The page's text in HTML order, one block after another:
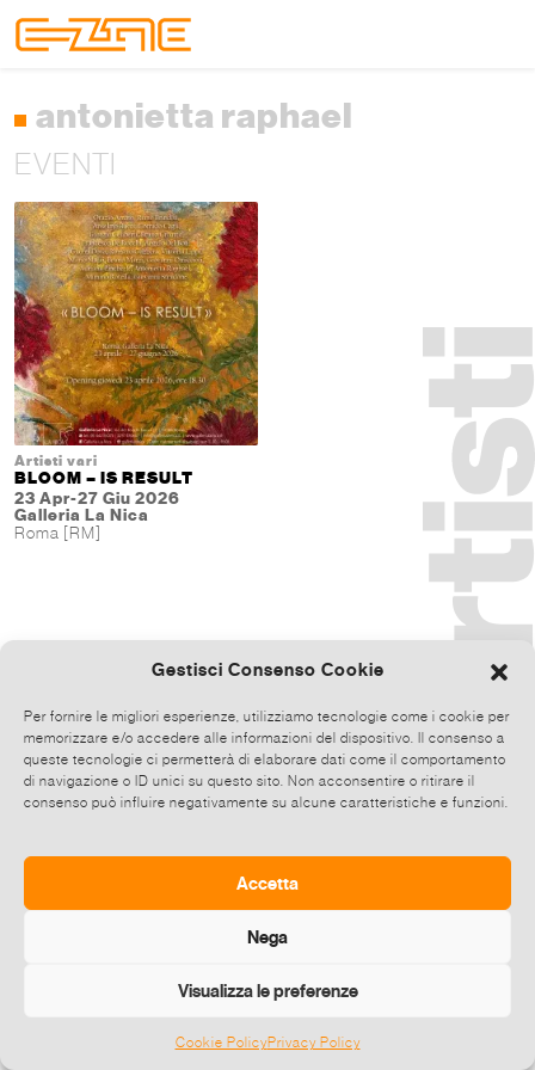
Gestisci Consenso Cookie
Per fornire le migliori esperienze, utilizziamo tecnologie come i cookie per
memorizzare e/o accedere alle informazioni del dispositivo. Il consenso a
queste tecnologie ci permetterà di elaborare dati come il comportamento
di navigazione o ID unici su questo sito. Non acconsentire o ritirare il
consenso può influire negativamente su alcune caratteristiche e funzioni.
Accetta
Nega
Visualizza le preferenze
Cookie PolicyPrivacy Policy
antonietta raphael
EVENTI
Artisti vari
BLOOM – IS RESULT
23 Apr-27 Giu 2026
Galleria La Nica
Roma [RM]
©2026 E-zine